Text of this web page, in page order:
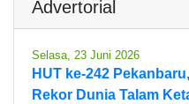
Advertorial
Selasa, 23 Juni 2026
HUT ke-242
Rekor Dunia Talam